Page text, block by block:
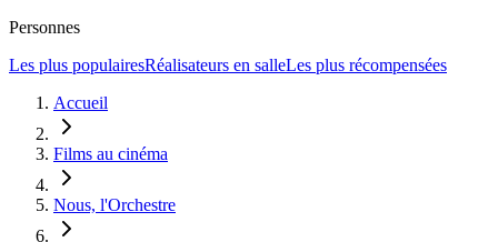
Personnes
Les plus populairesRéalisateurs en salleLes plus récompensées
Accueil
Films au cinéma
Nous, l'Orchestre